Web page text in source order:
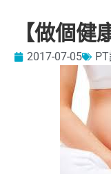
【做個健
2017-07-05